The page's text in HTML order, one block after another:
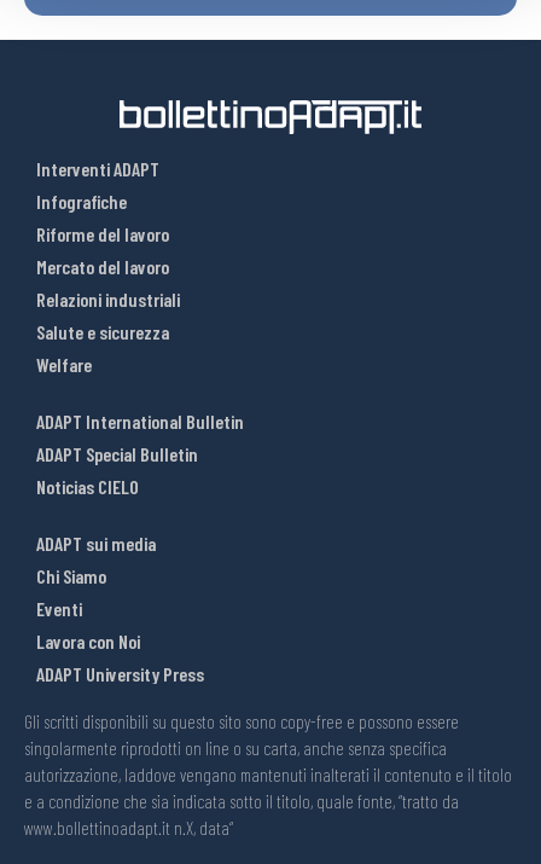
Interventi ADAPT
Infografiche
Riforme del lavoro
Mercato del lavoro
Relazioni industriali
Salute e sicurezza
Welfare
ADAPT International Bulletin
ADAPT Special Bulletin
Noticias CIELO
ADAPT sui media
Chi Siamo
Eventi
Lavora con Noi
ADAPT University Press
Gli scritti disponibili su questo sito sono copy-free e possono essere
singolarmente riprodotti on line o su carta, anche senza specifica
autorizzazione, laddove vengano mantenuti inalterati il contenuto e il titolo
e a condizione che sia indicata sotto il titolo, quale fonte, “tratto da
www.bollettinoadapt.it n.X, data“